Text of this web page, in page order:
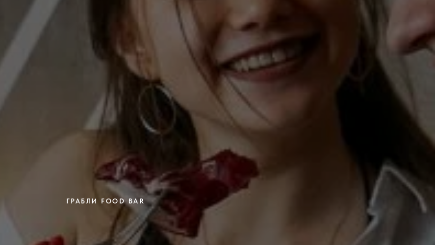
ГРАБЛИ FOOD BAR